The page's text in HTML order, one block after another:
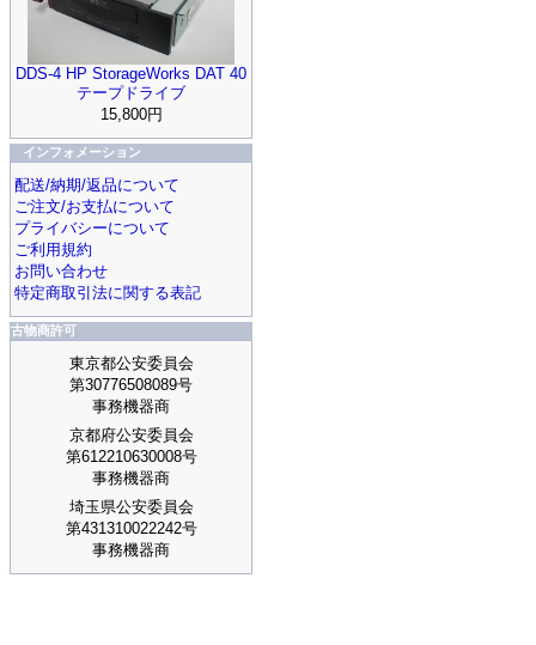
DDS-4 HP StorageWorks DAT 40
テープドライブ
15,800円
インフォメーション
配送/納期/返品について
ご注文/お支払について
プライバシーについて
ご利用規約
お問い合わせ
特定商取引法に関する表記
古物商許可
東京都公安委員会
第30776508089号
事務機器商
京都府公安委員会
第612210630008号
事務機器商
埼玉県公安委員会
第431310022242号
事務機器商